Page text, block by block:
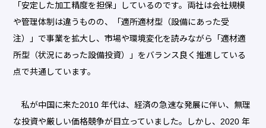
「安定した加工精度を担保」しているのです。両社は会社規模
や管理体制は違うものの、「適所適材型（設備にあった受
注）」で事業を拡大し、市場や環境変化を読みながら「適材適
所型（状況にあった設備投資）」をバランス良く推進している
点で共通しています。
私が中国に来た2010 年代は、経済の急速な発展に伴い、無理
な投資や厳しい価格競争が目立っていました。しかし、2020 年